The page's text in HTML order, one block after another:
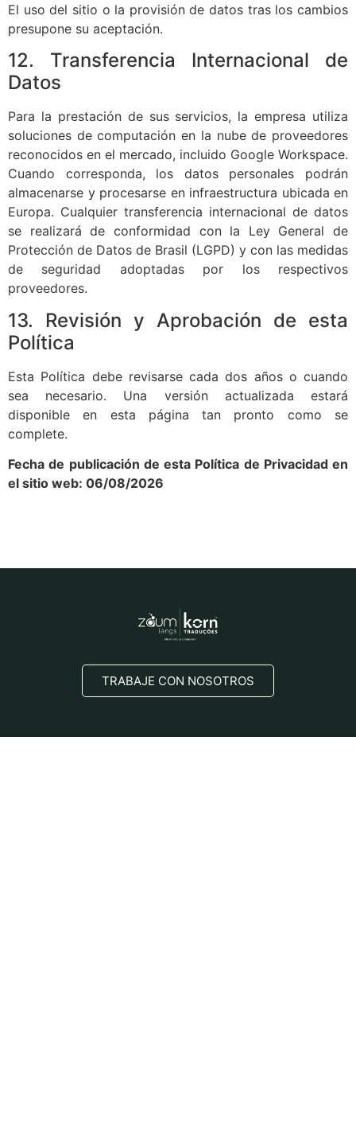
El uso del sitio o la provisión de datos tras los cambios
presupone su aceptación.
12. Transferencia Internacional de
Datos
Para la prestación de sus servicios, la empresa utiliza
soluciones de computación en la nube de proveedores
reconocidos en el mercado, incluido Google Workspace.
Cuando corresponda, los datos personales podrán
almacenarse y procesarse en infraestructura ubicada en
Europa. Cualquier transferencia internacional de datos
se realizará de conformidad con la Ley General de
Protección de Datos de Brasil (LGPD) y con las medidas
de seguridad adoptadas por los respectivos
proveedores.
13. Revisión y Aprobación de esta
Política
Esta Política debe revisarse cada dos años o cuando
sea necesario. Una versión actualizada estará
disponible en esta página tan pronto como se
complete.
Fecha de publicación de esta Política de Privacidad en
el sitio web: 06/08/2026
TRABAJE CON NOSOTROS